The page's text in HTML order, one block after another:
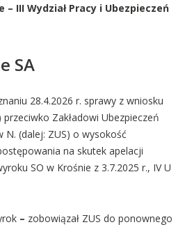
– III Wydział Pracy i Ubezpieczeń
SA
28.4.2026 r. sprawy z wniosku
Zakładowi Ubezpieczeń
N. (dalej: ZUS) o wysokość
na skutek apelacji
SO w Krośnie z 3.7.2025 r., IV U
– zobowiązał ZUS do ponownego